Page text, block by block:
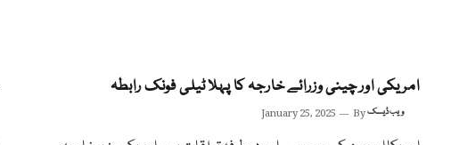
امریکی اور چینی وزرائے خارجہ کا پہلا ٹیلی فونک رابطہ
January 25, 2025 Byویب ڈیسک